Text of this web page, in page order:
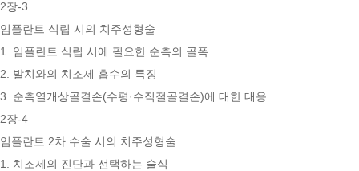
2장-3
임플란트 식립 시의 치주성형술
1. 임플란트 식립 시에 필요한 순측의 골폭
2. 발치와의 치조제 흡수의 특징
3. 순측열개상골결손(수평·수직절골결손)에 대한 대응
2장-4
임플란트 2차 수술 시의 치주성형술
1. 치조제의 진단과 선택하는 술식